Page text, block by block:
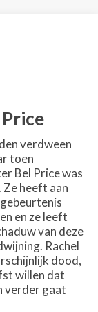
verdween
toen
Bel Price was
Ze heeft aan
en ze leeft
van deze
Rachel
dood,
willen dat
verder gaat